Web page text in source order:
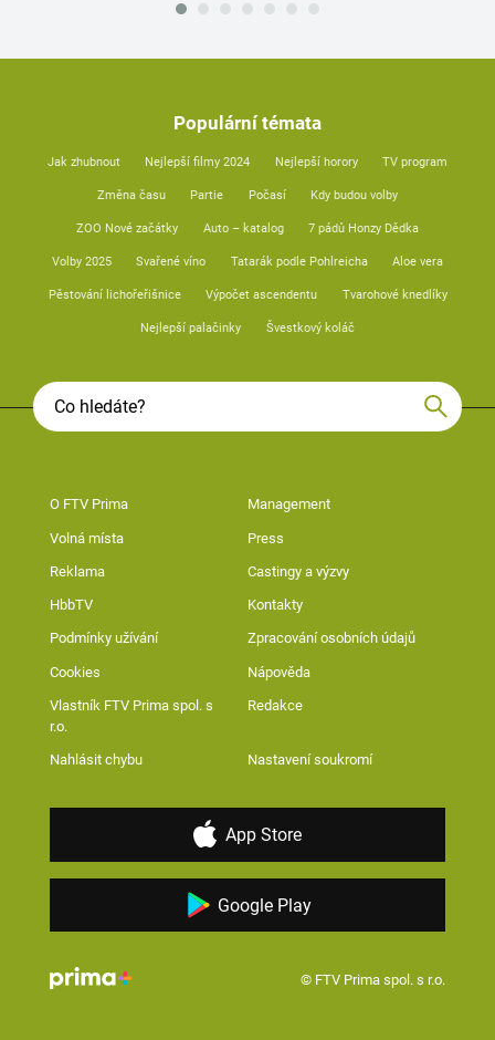
Populární témata
Jak zhubnout Nejlepší filmy 2024 Nejlepší horory TV program
Změna času Partie Počasí Kdy budou volby
ZOO Nové začátky Auto – katalog 7 pádů Honzy Dědka
Volby 2025 Svařené víno Tatarák podle Pohlreicha Aloe vera
Pěstování lichořeřišnice Výpočet ascendentu Tvarohové knedlíky
Nejlepší palačinky Švestkový koláč
O FTV Prima Management
Volná místa Press
Reklama Castingy a výzvy
HbbTV Kontakty
Podmínky užívání Zpracování osobních údajů
Cookies Nápověda
Vlastník FTV Prima spol. s
r.o.
Redakce
Nahlásit chybu Nastavení soukromí
App Store
Google Play
© FTV Prima spol. s r.o.